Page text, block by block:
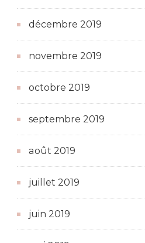
décembre 2019
novembre 2019
octobre 2019
septembre 2019
août 2019
juillet 2019
juin 2019